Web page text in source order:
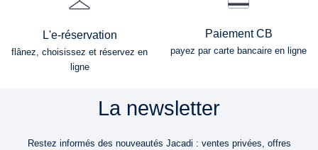
L'e-réservation
flânez, choisissez et réservez en
ligne
Paiement CB
payez par carte bancaire en ligne
La newsletter
Restez informés des nouveautés Jacadi : ventes privées, offres